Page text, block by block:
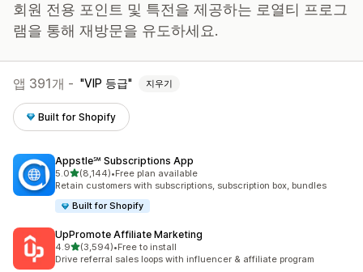
회원 전용 포인트 및 특전을 제공하는 로열티 프로그
램을 통해 재방문을 유도하세요.
앱 391개 - VIP 등급 지우기
Built for Shopify
Appstle℠ Subscriptions App
5.0별 5개 중
(8,144)
총 리뷰 8144개
•Free plan available
Retain customers with subscriptions, subscription box, bundles
Built for Shopify
UpPromote Affiliate Marketing
4.9별 5개 중
(3,594)
총 리뷰 3594개
•Free to install
Drive referral sales loops with influencer & affiliate program